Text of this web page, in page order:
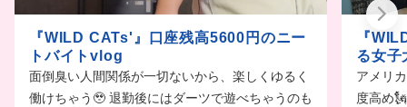
『WILD CATs'』口座残高5600円のニー
トバイトvlog
面倒臭い人間関係が一切ないから、楽しくゆるく
働けちゃう🥹 退勤後にはダーツで遊べちゃうのも
『
る女
アメリ
度高め